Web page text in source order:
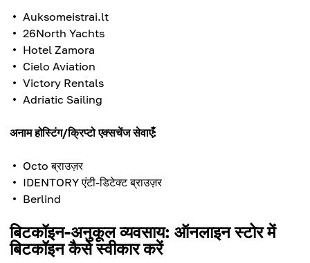
Auksomeistrai.lt
26North Yachts
Hotel Zamora
Cielo Aviation
Victory Rentals
Adriatic Sailing
अनाम होस्टिंग/क्रिप्टो एक्सचेंज सेवाएँ:
Octo ब्राउज़र
IDENTORY एंटी-डिटेक्ट ब्राउज़र
Berlind
बिटकॉइन-अनुकूल व्यवसाय: ऑनलाइन स्टोर में
बिटकॉइन कैसे स्वीकार करें